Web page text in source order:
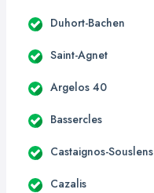
Duhort-Bachen
Saint-Agnet
Argelos 40
Bassercles
Castaignos-Souslens
Cazalis